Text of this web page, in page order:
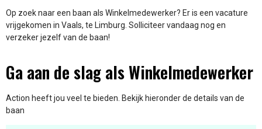
Op zoek naar een baan als Winkelmedewerker? Er is een vacature
vrijgekomen in Vaals, te Limburg. Solliciteer vandaag nog en
verzeker jezelf van de baan!
Ga aan de slag als Winkelmedewerker
Action heeft jou veel te bieden. Bekijk hieronder de details van de
baan